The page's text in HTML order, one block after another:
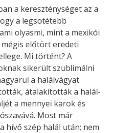
a kereszténységet az a
a legsötétebb
olyasmi, mint a mexikói
előtört eredeti
Mi történt? A
sikerült szublimálni
a halálvágyat
átalakították a halál-
a mennyei karok és
Most már
hívő szép halál után; nem